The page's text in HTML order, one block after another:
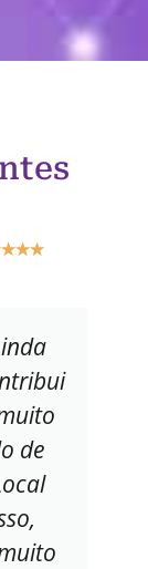
★★★
de